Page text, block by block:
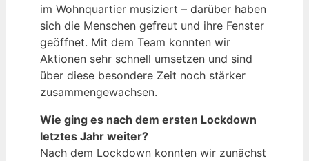
im Wohnquartier musiziert – darüber haben
sich die Menschen gefreut und ihre Fenster
geöffnet. Mit dem Team konnten wir
Aktionen sehr schnell umsetzen und sind
über diese besondere Zeit noch stärker
zusammengewachsen.
Wie ging es nach dem ersten Lockdown
letztes Jahr weiter?
Nach dem Lockdown konnten wir zunächst